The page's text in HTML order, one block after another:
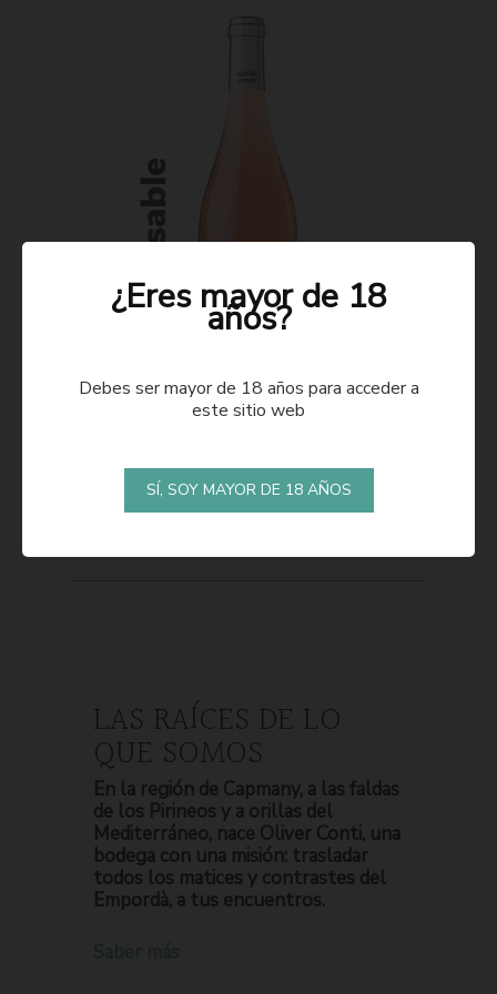
LAS RAÍCES DE LO
QUE SOMOS
En la región de Capmany, a las faldas
de los Pirineos y a orillas del
Mediterráneo, nace Oliver Conti, una
bodega con una misión: trasladar
todos los matices y contrastes del
Empordà, a tus encuentros.
¿Eres mayor de 18
años?
Debes ser mayor de 18 años para acceder a
este sitio web
SÍ, SOY MAYOR DE 18 AÑOS